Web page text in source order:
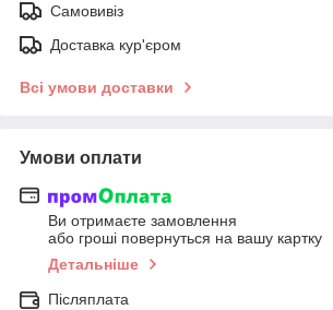
Самовивіз
Доставка кур'єром
Всі умови доставки
Умови оплати
Ви отримаєте замовлення
або гроші повернуться на вашу картку
Детальніше
Післяплата